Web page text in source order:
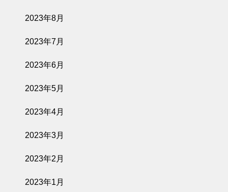
2023年8月
2023年7月
2023年6月
2023年5月
2023年4月
2023年3月
2023年2月
2023年1月